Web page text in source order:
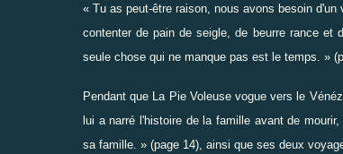
« Tu as peut-être raison, nous avons besoin
contenter de pain de seigle, de beurre rance
seule chose qui ne manque pas est le temps. »
Pendant que La Pie Voleuse vogue vers le
lui a narré l'histoire de la famille avant de
sa famille. » (page 14), ainsi que ses deux